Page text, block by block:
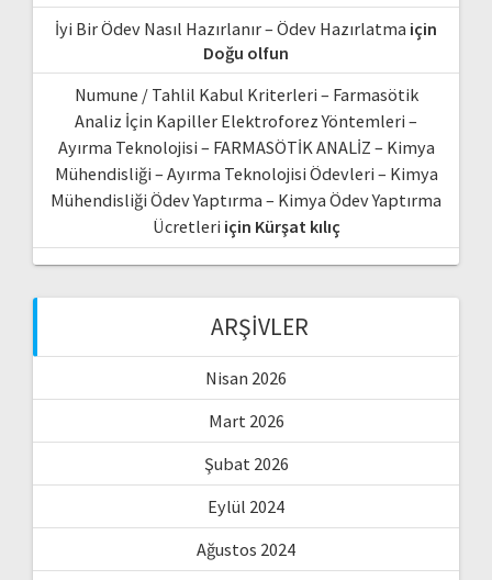
İyi Bir Ödev Nasıl Hazırlanır – Ödev Hazırlatma için
Doğu olfun
Numune / Tahlil Kabul Kriterleri – Farmasötik
Analiz İçin Kapiller Elektroforez Yöntemleri –
Ayırma Teknolojisi – FARMASÖTİK ANALİZ – Kimya
Mühendisliği – Ayırma Teknolojisi Ödevleri – Kimya
Mühendisliği Ödev Yaptırma – Kimya Ödev Yaptırma
Ücretleri için Kürşat kılıç
ARŞIVLER
Nisan 2026
Mart 2026
Şubat 2026
Eylül 2024
Ağustos 2024